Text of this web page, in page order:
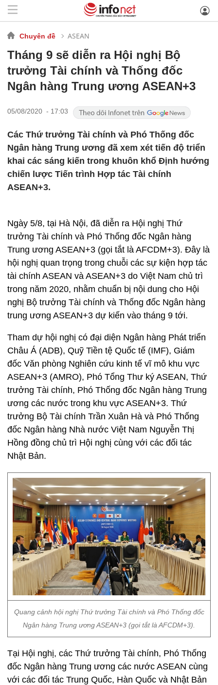
Chuyên đề ASEAN
Tháng 9 sẽ diễn ra Hội nghị Bộ
trưởng Tài chính và Thống đốc
Ngân hàng Trung ương ASEAN+3
05/08/2020 - 17:03
Các Thứ trưởng Tài chính và Phó Thống đốc
Ngân hàng Trung ương đã xem xét tiến độ triển
khai các sáng kiến trong khuôn khổ Định hướng
chiến lược Tiến trình Hợp tác Tài chính
ASEAN+3.
Ngày 5/8, tại Hà Nội, đã diễn ra Hội nghị Thứ
trưởng Tài chính và Phó Thống đốc Ngân hàng
Trung ương ASEAN+3 (gọi tắt là AFCDM+3). Đây là
hội nghị quan trọng trong chuỗi các sự kiện hợp tác
tài chính ASEAN và ASEAN+3 do Việt Nam chủ trì
trong năm 2020, nhằm chuẩn bị nội dung cho Hội
nghị Bộ trưởng Tài chính và Thống đốc Ngân hàng
trung ương ASEAN+3 dự kiến vào tháng 9 tới.
Tham dự hội nghị có đại diện Ngân hàng Phát triển
Châu Á (ADB), Quỹ Tiền tệ Quốc tế (IMF), Giám
đốc Văn phòng Nghiên cứu kinh tế vĩ mô khu vực
ASEAN+3 (AMRO), Phó Tổng Thư ký ASEAN, Thứ
trưởng Tài chính, Phó Thống đốc Ngân hàng Trung
ương các nước trong khu vực ASEAN+3. Thứ
trưởng Bộ Tài chính Trần Xuân Hà và Phó Thống
đốc Ngân hàng Nhà nước Việt Nam Nguyễn Thị
Hồng đồng chủ trì Hội nghị cùng với các đối tác
Nhật Bản.
Quang cảnh hội nghị Thứ trưởng Tài chính và Phó Thống đốc
Ngân hàng Trung ương ASEAN+3 (gọi tắt là AFCDM+3).
Tại Hội nghị, các Thứ trưởng Tài chính, Phó Thống
đốc Ngân hàng Trung ương các nước ASEAN cùng
với các đối tác Trung Quốc, Hàn Quốc và Nhật Bản